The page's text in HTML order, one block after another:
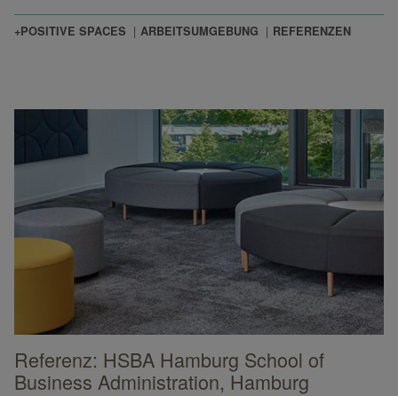
+POSITIVE SPACES ARBEITSUMGEBUNG REFERENZEN
Referenz: HSBA Hamburg School of
Business Administration, Hamburg